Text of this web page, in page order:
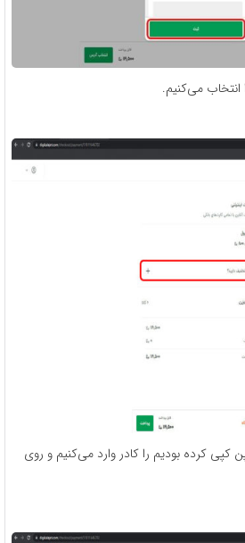
انتخاب می‌کنیم.
کپی کرده بودیم را کادر وارد می‌کنیم و روی